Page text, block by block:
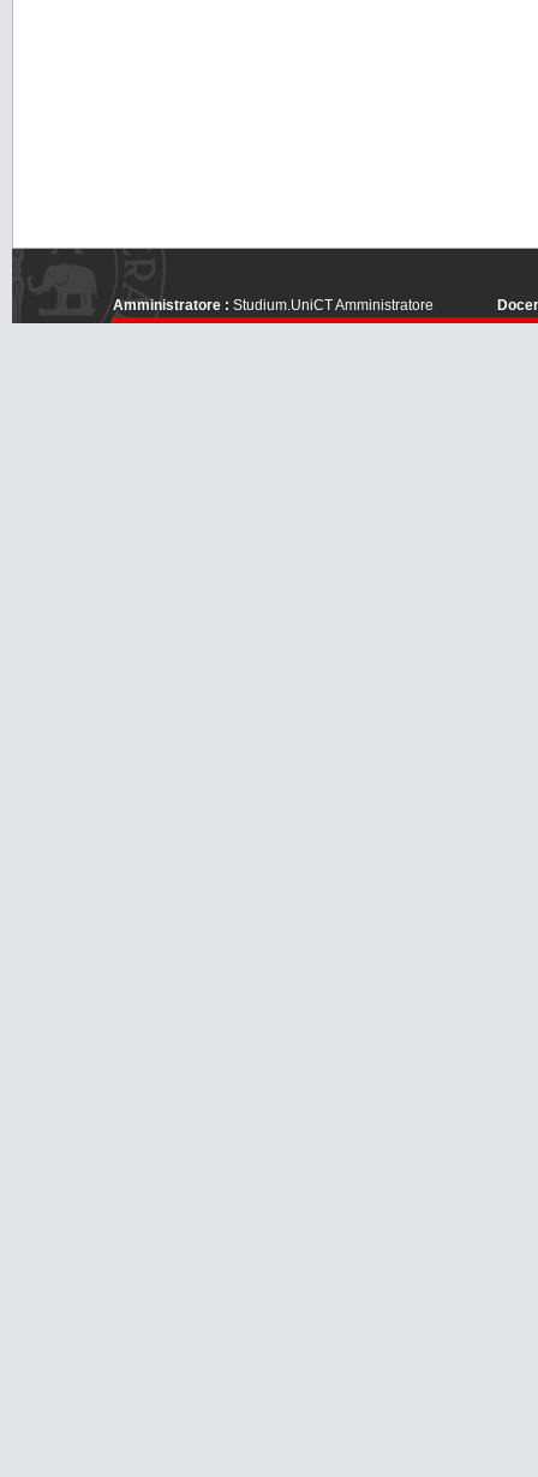
Amministratore : Studium.UniCT Amministratore